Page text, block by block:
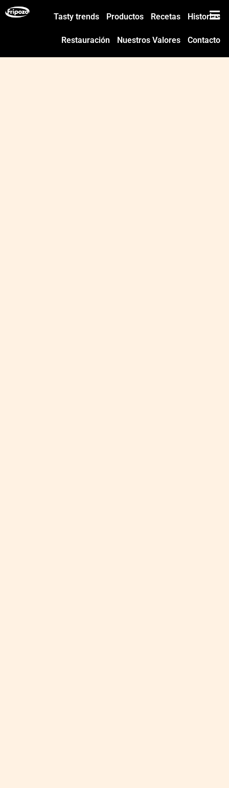
Tasty trends Productos Recetas Historias
Restauración Nuestros Valores Contacto